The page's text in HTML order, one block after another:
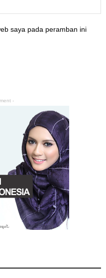
saya pada peramban ini
-
Anak Tangguh